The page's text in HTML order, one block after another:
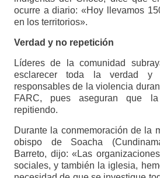
ocurre a diario: «Hoy llevamos
en los territorios».
Verdad y no repetición
Líderes de la comunidad
esclarecer toda la verdad y
responsables de la violencia
FARC, pues aseguran que
repitiendo.
Durante la conmemoración de la
obispo de Soacha
Barreto, dijo: «Las
sociales, y también la iglesia,